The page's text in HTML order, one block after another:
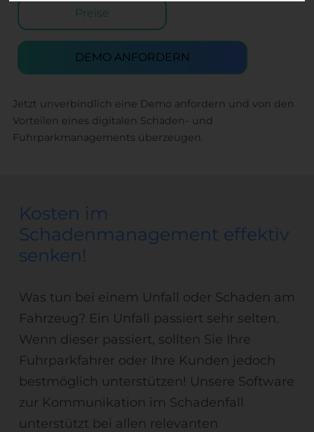
Preise
DEMO ANFORDERN
Jetzt unverbindlich eine Demo anfordern und von den
Vorteilen eines digitalen Schaden- und
Fuhrparkmanagements überzeugen.
Kosten im
Schadenmanagement effektiv
senken!
Was tun bei einem Unfall oder Schaden am
Fahrzeug? Ein Unfall passiert sehr selten.
Wenn dieser passiert, sollten Sie Ihre
Fuhrparkfahrer oder Ihre Kunden jedoch
bestmöglich unterstützen! Unsere Software
zur Kommunikation im Schadenfall
unterstützt bei allen relevanten